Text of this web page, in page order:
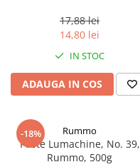
17,88 lei
14,80 lei
IN STOC
ADAUGA IN COS
-18% Rummo
Paste Lumachine, No. 39,
Rummo, 500g